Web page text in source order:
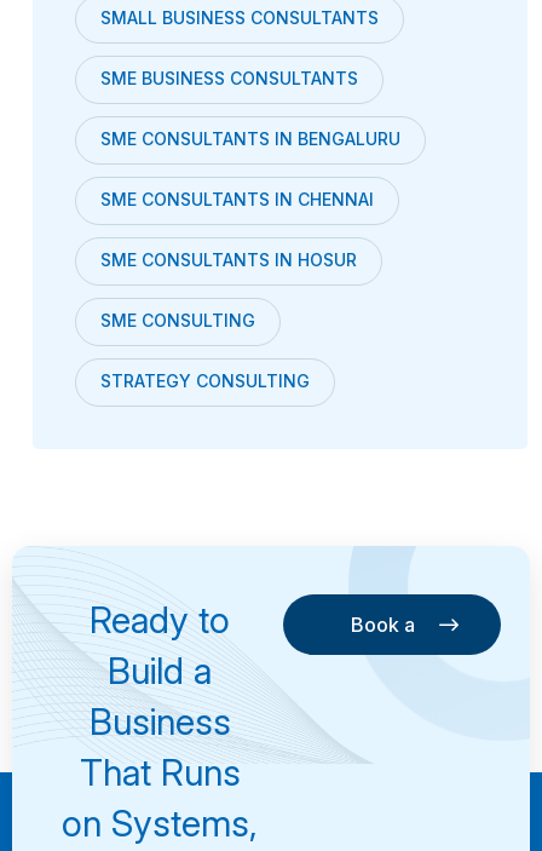
SMALL BUSINESS CONSULTANTS
SME BUSINESS CONSULTANTS
SME CONSULTANTS IN BENGALURU
SME CONSULTANTS IN CHENNAI
SME CONSULTANTS IN HOSUR
SME CONSULTING
STRATEGY CONSULTING
Ready to
Build a
Business
That Runs
on Systems,
Book a
Consultation
Book a